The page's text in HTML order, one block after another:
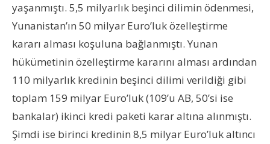
yaşanmıştı. 5,5 milyarlık beşinci dilimin ödenmesi,
Yunanistan’ın 50 milyar Euro’luk özelleştirme
kararı alması koşuluna bağlanmıştı. Yunan
hükümetinin özelleştirme kararını alması ardından
110 milyarlık kredinin beşinci dilimi verildiği gibi
toplam 159 milyar Euro’luk (109’u AB, 50’si ise
bankalar) ikinci kredi paketi karar altına alınmıştı.
Şimdi ise birinci kredinin 8,5 milyar Euro’luk altıncı